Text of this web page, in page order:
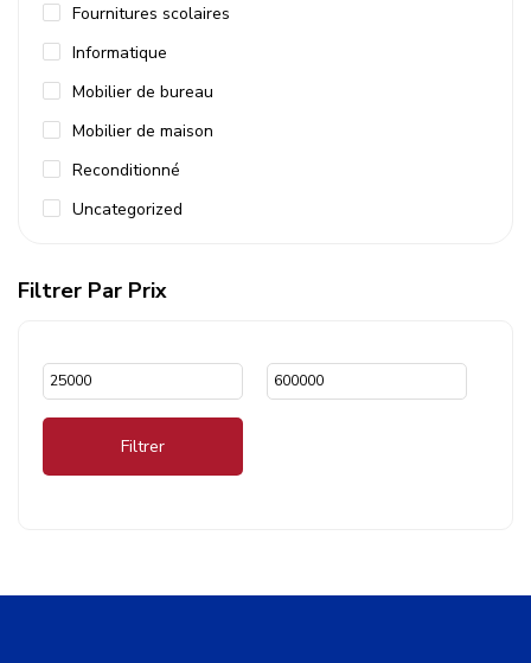
Fournitures scolaires
Informatique
Mobilier de bureau
Mobilier de maison
Reconditionné
Uncategorized
Filtrer Par Prix
Filtrer